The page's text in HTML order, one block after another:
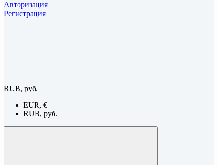
Авторизация
Регистрация
RUB, руб.
EUR, €
RUB, руб.